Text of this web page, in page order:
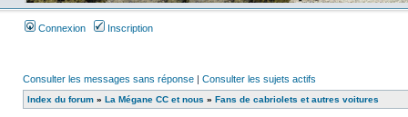
Connexion Inscription
Consulter les messages sans réponse | Consulter les sujets actifs
Index du forum » La Mégane CC et nous » Fans de cabriolets et autres voitures